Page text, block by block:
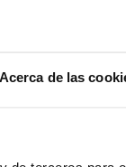
Acerca de las
y su
la versión,